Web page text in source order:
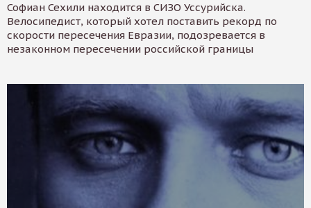
Софиан Сехили находится в СИЗО Уссурийска.
Велосипедист, который хотел поставить рекорд по
скорости пересечения Евразии, подозревается в
незаконном пересечении российской границы